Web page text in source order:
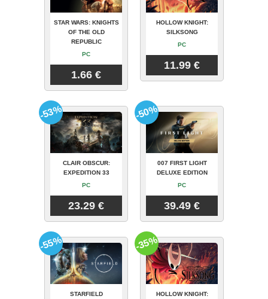
STAR WARS: KNIGHTS
OF THE OLD
REPUBLIC
PC
1.66 €
HOLLOW KNIGHT:
SILKSONG
PC
11.99 €
CLAIR OBSCUR:
EXPEDITION 33
PC
23.29 €
-53%
007 FIRST LIGHT
DELUXE EDITION
PC
39.49 €
-50%
STARFIELD
-55%
HOLLOW KNIGHT:
-35%